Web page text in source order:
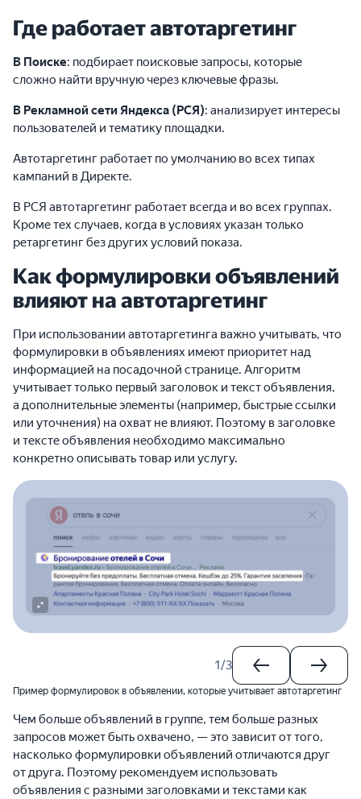
Где работает автотаргетинг
В Поиске: подбирает поисковые запросы, которые
сложно найти вручную через ключевые фразы.
В Рекламной сети Яндекса (РСЯ): анализирует интересы
пользователей и тематику площадки.
Автотаргетинг работает по умолчанию во всех типах
кампаний в Директе.
В РСЯ автотаргетинг работает всегда и во всех группах.
Кроме тех случаев, когда в условиях указан только
ретаргетинг без других условий показа.
Как формулировки объявлений
влияют на автотаргетинг
При использовании автотаргетинга важно учитывать, что
формулировки в объявлениях имеют приоритет над
информацией на посадочной странице. Алгоритм
учитывает только первый заголовок и текст объявления,
а дополнительные элементы (например, быстрые ссылки
или уточнения) на охват не влияют. Поэтому в заголовке
и тексте объявления необходимо максимально
конкретно описывать товар или услугу.
1/3
Пример формулировок в объявлении, которые учитывает автотаргетинг
Чем больше объявлений в группе, тем больше разных
запросов может быть охвачено, — это зависит от того,
насколько формулировки объявлений отличаются друг
от друга. Поэтому рекомендуем использовать
объявления с разными заголовками и текстами как